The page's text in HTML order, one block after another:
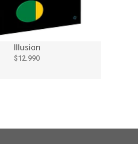
Illusion
$12.990